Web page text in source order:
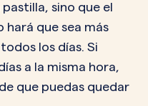
sino que el
que sea más
los días. Si
a la misma hora,
que puedas quedar